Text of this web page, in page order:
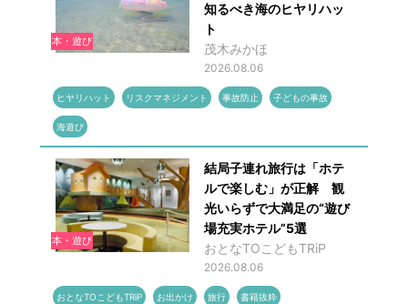
本・遊び
知るべき海のヒヤリハッ
ト
茂木みかほ
2026.08.06
ヒヤリハット リスクマネジメント 事故防止 子どもの事故
海遊び
本・遊び
結局子連れ旅行は「ホテ
ルで楽しむ」が正解 観
光いらずで大満足の“遊び
場充実ホテル”5選
おとなTOこどもTRiP
2026.08.06
おとなTOこどもTRiP お出かけ 旅行 書籍抜粋